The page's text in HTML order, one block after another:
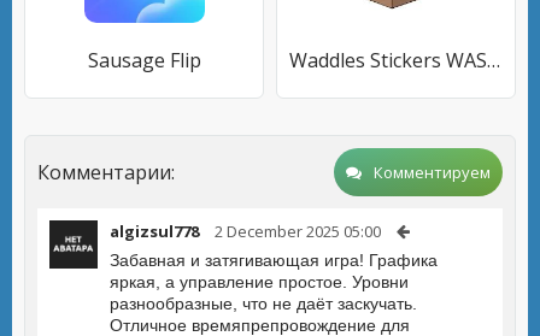
Sausage Flip Waddles Stickers WAStickerApps
Комментарии: Комментируем
algizsul778 2 December 2025 05:00
Забавная и затягивающая игра! Графика
яркая, а управление простое. Уровни
разнообразные, что не даёт заскучать.
Отличное времяпрепровождение для